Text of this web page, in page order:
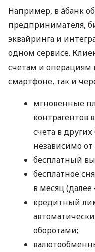
Например, в àбанк
предпринимателя,
эквайринга и
одном сервисе.
счетам и операциям
смартфоне, так и
мгновенные
контрагентов
счета в
независимо
бесплатный
бесплатное
в месяц (далее
кредитный
оборотами;